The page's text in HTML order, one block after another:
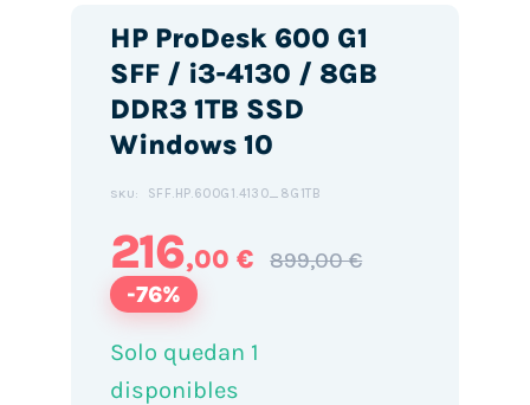
HP ProDesk 600 G1
SFF / i3-4130 / 8GB
DDR3 1TB SSD
Windows 10
SKU: SFF.HP.600G1.4130_8G1TB
216,00 € 899,00 €
-76%
Solo quedan 1
disponibles